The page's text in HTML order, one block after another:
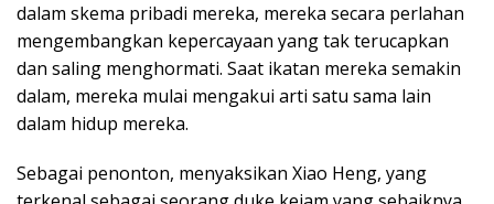
dalam skema pribadi mereka, mereka secara perlahan
mengembangkan kepercayaan yang tak terucapkan
dan saling menghormati. Saat ikatan mereka semakin
dalam, mereka mulai mengakui arti satu sama lain
dalam hidup mereka.
Sebagai penonton, menyaksikan Xiao Heng, yang